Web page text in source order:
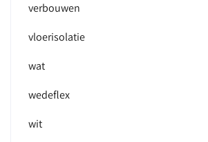
verbouwen
vloerisolatie
wat
wedeflex
wit